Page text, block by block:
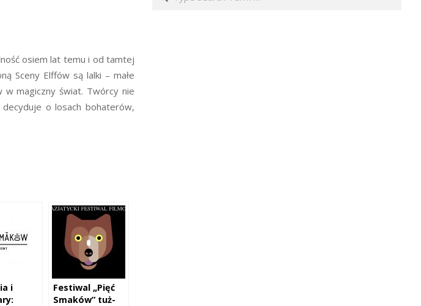
osiem lat temu i od tamtej
Sceny Elffów są lalki – małe
w magiczny świat. Twórcy nie
o losach bohaterów,
i
Festiwal „Pięć
Smaków” tuż-